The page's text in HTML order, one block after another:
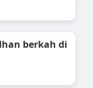
berkah di